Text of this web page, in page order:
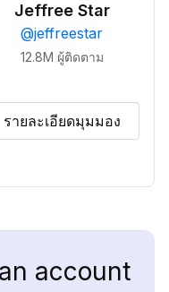
Jeffree Star
@jeffreestar
12.8M ผู้ติดตาม
รายละเอียดมุมมอง
account